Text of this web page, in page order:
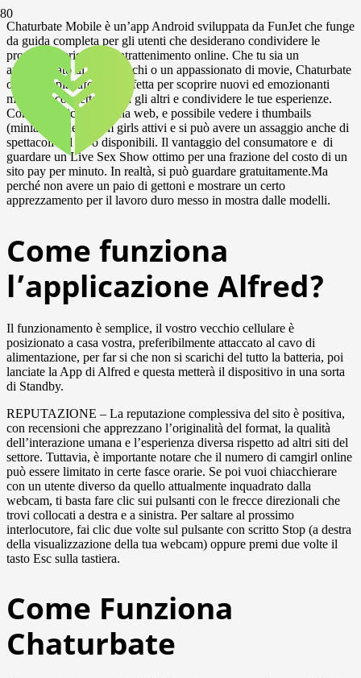
Chaturbate Mobile è un’app Android sviluppata da FunJet che funge
da guida completa per gli utenti che desiderano condividere le
proprie esperienze di intrattenimento online. Che tu sia un
appassionato di videogiochi o un appassionato di movie, Chaturbate
offre una piattaforma perfetta per scoprire nuovi ed emozionanti
modi per connettersi con gli altri e condividere le tue esperienze.
Come si carica la pagina web, e possibile vedere i thumbails
(miniature) delle cam girls attivi e si può avere un assaggio anche di
spettacoli dal vivo disponibili. Il vantaggio del consumatore e di
guardare un Live Sex Show ottimo per una frazione del costo di un
sito pay per minuto. In realtà, si può guardare gratuitamente.Ma
perché non avere un paio di gettoni e mostrare un certo
apprezzamento per il lavoro duro messo in mostra dalle modelli.
Come funziona
l’applicazione Alfred?
Il funzionamento è semplice, il vostro vecchio cellulare è
posizionato a casa vostra, preferibilmente attaccato al cavo di
alimentazione, per far si che non si scarichi del tutto la batteria, poi
lanciate la App di Alfred e questa metterà il dispositivo in una sorta
di Standby.
REPUTAZIONE – La reputazione complessiva del sito è positiva,
con recensioni che apprezzano l’originalità del format, la qualità
dell’interazione umana e l’esperienza diversa rispetto ad altri siti del
settore. Tuttavia, è importante notare che il numero di camgirl online
può essere limitato in certe fasce orarie. Se poi vuoi chiacchierare
con un utente diverso da quello attualmente inquadrato dalla
webcam, ti basta fare clic sui pulsanti con le frecce direzionali che
trovi collocati a destra e a sinistra. Per saltare al prossimo
interlocutore, fai clic due volte sul pulsante con scritto Stop (a destra
della visualizzazione della tua webcam) oppure premi due volte il
tasto Esc sulla tastiera.
Come Funziona
Chaturbate